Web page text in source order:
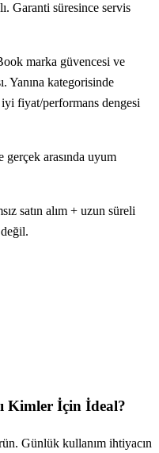
Garanti süresince servis
marka güvencesi ve
Yanına kategorisinde
iyi fiyat/performans dengesi
arasında uyum
satın alım + uzun süreli
Kimler İçin İdeal?
Günlük kullanım ihtiyacın